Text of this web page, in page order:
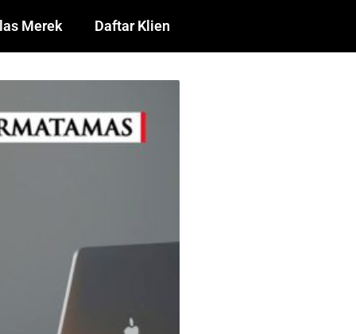
Merek Daftar Klien